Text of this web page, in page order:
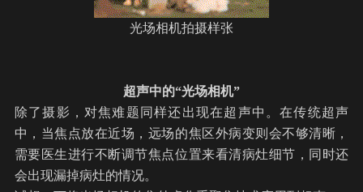
光场相机拍摄样张
超声中的“光场相机”
除了摄影，对焦难题同样还出现在超声中。在传统超声
中，当焦点放在近场，远场的焦区外病变则会不够清晰，
需要医生进行不断调节焦点位置来看清病灶细节，同时还
会出现漏掉病灶的情况。